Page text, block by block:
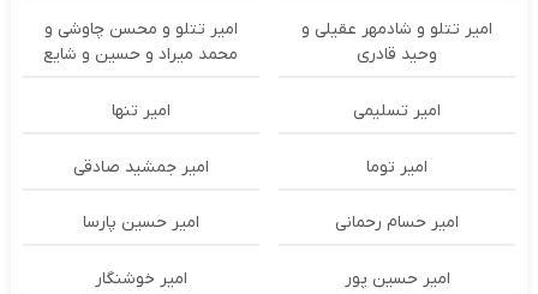
امیر تتلو و شادمهر عقیلی و
وحید قادری
امیر تتلو و محسن چاوشی و
محمد میراد و حسین و شایع
امیر تسلیمی امیر تنها
امیر توما امیر جمشید صادقی
امیر حسام رحمانی امیر حسین پارسا
امیر حسین پور امیر خوشنگار